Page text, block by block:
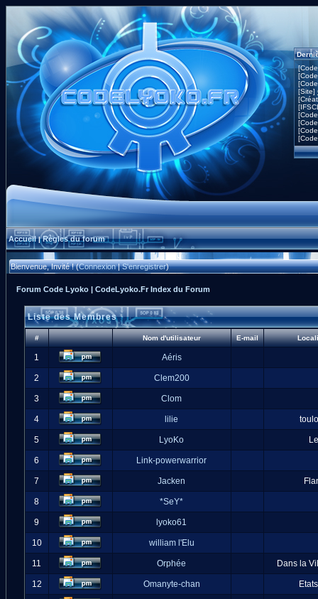
[Site]
Accueil|Règles du forum
Bienvenue, Invité ! (Connexion|S'enregistrer)
Forum Code Lyoko | CodeLyoko.Fr Index du Forum
Liste des Membres
# Nom d'utilisateur E-mail
1 Aéris
2 Clem200
3 Clom
4 lilie
5 LyoKo
6 Link-powerwarrior
7 Jacken
8 *SeY*
9 lyoko61
10 william l'Elu
11 Orphée Dans la
12 Omanyte-chan